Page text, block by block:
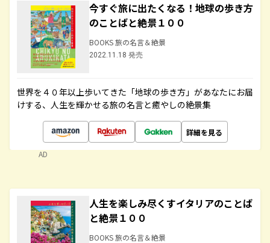
今すぐ旅に出たくなる！地球の歩き方
のことばと絶景１００
BOOKS 旅の名言＆絶景
2022.11.18 発売
世界を４０年以上歩いてきた「地球の歩き方」があなたにお届
けする、人生を輝かせる旅の名言と癒やしの絶景集
詳細を見る
AD
人生を楽しみ尽くすイタリアのことば
と絶景１００
BOOKS 旅の名言＆絶景